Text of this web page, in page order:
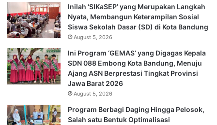
Inilah ‘SIKaSEP’ yang Merupakan Langkah
Nyata, Membangun Keterampilan Sosial
Siswa Sekolah Dasar (SD) di Kota Bandung
August 5, 2026
Ini Program ‘GEMAS’ yang Digagas Kepala
SDN 088 Embong Kota Bandung, Menuju
Ajang ASN Berprestasi Tingkat Provinsi
Jawa Barat 2026
August 5, 2026
Program Berbagi Daging Hingga Pelosok,
Salah satu Bentuk Optimalisasi